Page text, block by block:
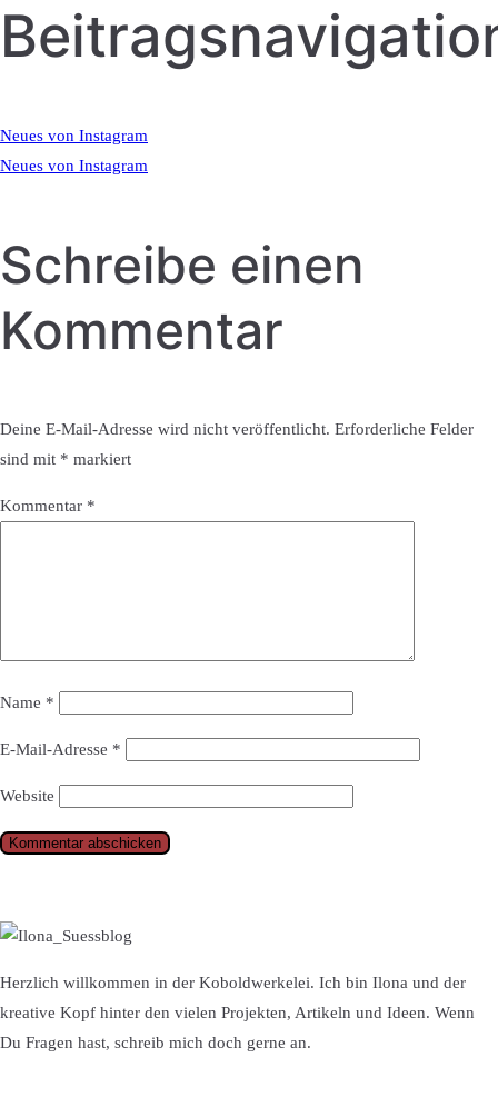
Neues von Instagram
Neues von Instagram
Schreibe einen
Kommentar
Deine E-Mail-Adresse wird nicht veröffentlicht. Erforderliche Felder
sind mit * markiert
Kommentar *
Name *
E-Mail-Adresse *
Website
Herzlich willkommen in der Koboldwerkelei. Ich bin Ilona und der
kreative Kopf hinter den vielen Projekten, Artikeln und Ideen. Wenn
Du Fragen hast, schreib mich doch gerne an.